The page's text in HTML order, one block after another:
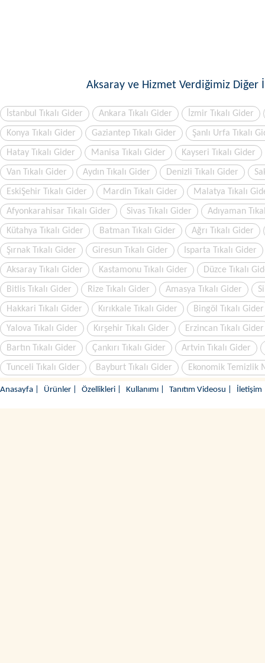
Aksaray ve Hizmet Verdiğimiz Diğer
İstanbul Tıkalı Gider Ankara Tıkalı Gider İzmir Tıkalı Gider
Konya Tıkalı Gider Gaziantep Tıkalı Gider Şanlı Urfa Tıkalı
Hatay Tıkalı Gider Manisa Tıkalı Gider Kayseri Tıkalı Gider
Van Tıkalı Gider Aydın Tıkalı Gider Denizli Tıkalı Gider
EskiŞehir Tıkalı Gider Mardin Tıkalı Gider Malatya Tıkalı
Afyonkarahisar Tıkalı Gider Sivas Tıkalı Gider Adıyaman
Kütahya Tıkalı Gider Batman Tıkalı Gider Ağrı Tıkalı Gider
Şırnak Tıkalı Gider Giresun Tıkalı Gider Isparta Tıkalı Gider
Aksaray Tıkalı Gider Kastamonu Tıkalı Gider Düzce Tıkalı
Bitlis Tıkalı Gider Rize Tıkalı Gider Amasya Tıkalı Gider
Hakkari Tıkalı Gider Kırıkkale Tıkalı Gider Bingöl Tıkalı Gider
Yalova Tıkalı Gider Kırşehir Tıkalı Gider Erzincan Tıkalı Gider
Bartın Tıkalı Gider Çankırı Tıkalı Gider Artvin Tıkalı Gider
Tunceli Tıkalı Gider Bayburt Tıkalı Gider Ekonomik Temizlik
Anasayfa Ürünler Özellikleri Kullanımı Tanıtım Videosu İletişim